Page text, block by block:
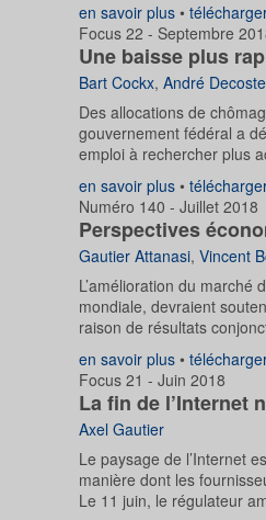
en savoir plus •
Focus 22 - Septembre
Une baisse plus
Bart Cockx, André
Des allocations de
gouvernement fédéral a
emploi à rechercher plus
en savoir plus •
Numéro 140 - Juillet 2018
Perspectives
Gautier Attanasi, Vincent
L’amélioration du marché
mondiale, devraient
raison de résultats
en savoir plus •
Focus 21 - Juin 2018
La fin de l’Internet
Axel Gautier
Le paysage de l’Internet
manière dont les
Le 11 juin, le régulateur